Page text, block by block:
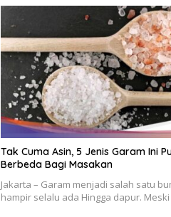
Tak Cuma Asin, 5 Jenis Garam Ini
Berbeda Bagi Masakan
Jakarta – Garam menjadi salah satu
hampir selalu ada Hingga dapur.